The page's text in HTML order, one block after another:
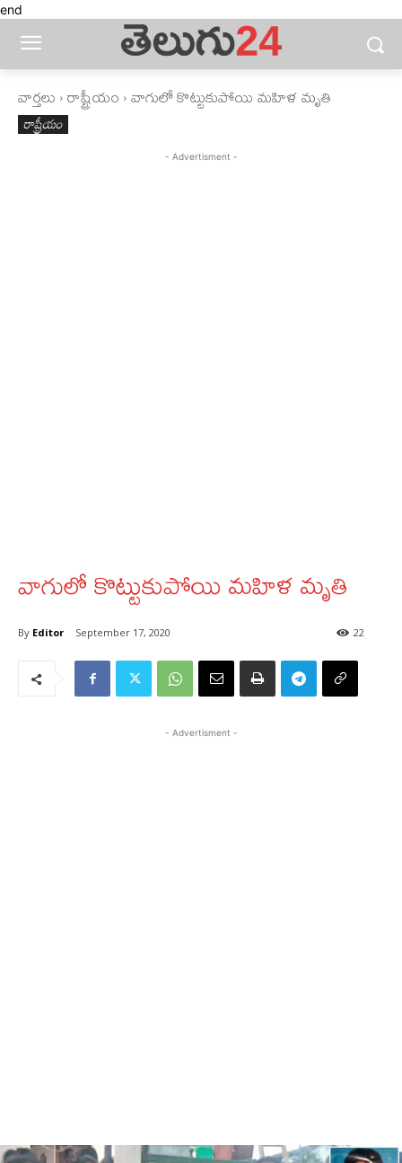
end
వార్తలు రాష్ట్రీయం వాగులో కొట్టుకుపోయి మహిళ మృతి
రాష్ట్రీయం
- Advertisment -
వాగులో కొట్టుకుపోయి మహిళ మృతి
By Editor September 17, 2020 22
- Advertisment -